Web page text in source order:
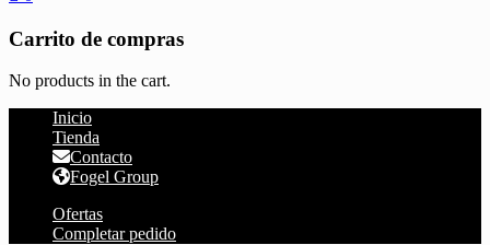
Carrito de compras
No products in the cart.
Inicio
Tienda
Contacto
Fogel Group
Ofertas
Completar pedido